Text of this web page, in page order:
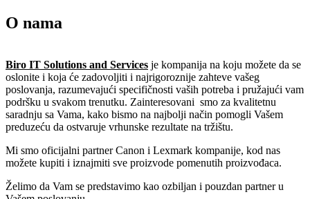
O nama
Biro IT Solutions and Services je kompanija na koju možete da se
oslonite i koja će zadovoljiti i najrigoroznije zahteve vašeg
poslovanja, razumevajući specifičnosti vaših potreba i pružajući vam
podršku u svakom trenutku. Zainteresovani smo za kvalitetnu
saradnju sa Vama, kako bismo na najbolji način pomogli Vašem
preduzeću da ostvaruje vrhunske rezultate na tržištu.
Mi smo oficijalni partner Canon i Lexmark kompanije, kod nas
možete kupiti i iznajmiti sve proizvode pomenutih proizvođaca.
Želimo da Vam se predstavimo kao ozbiljan i pouzdan partner u